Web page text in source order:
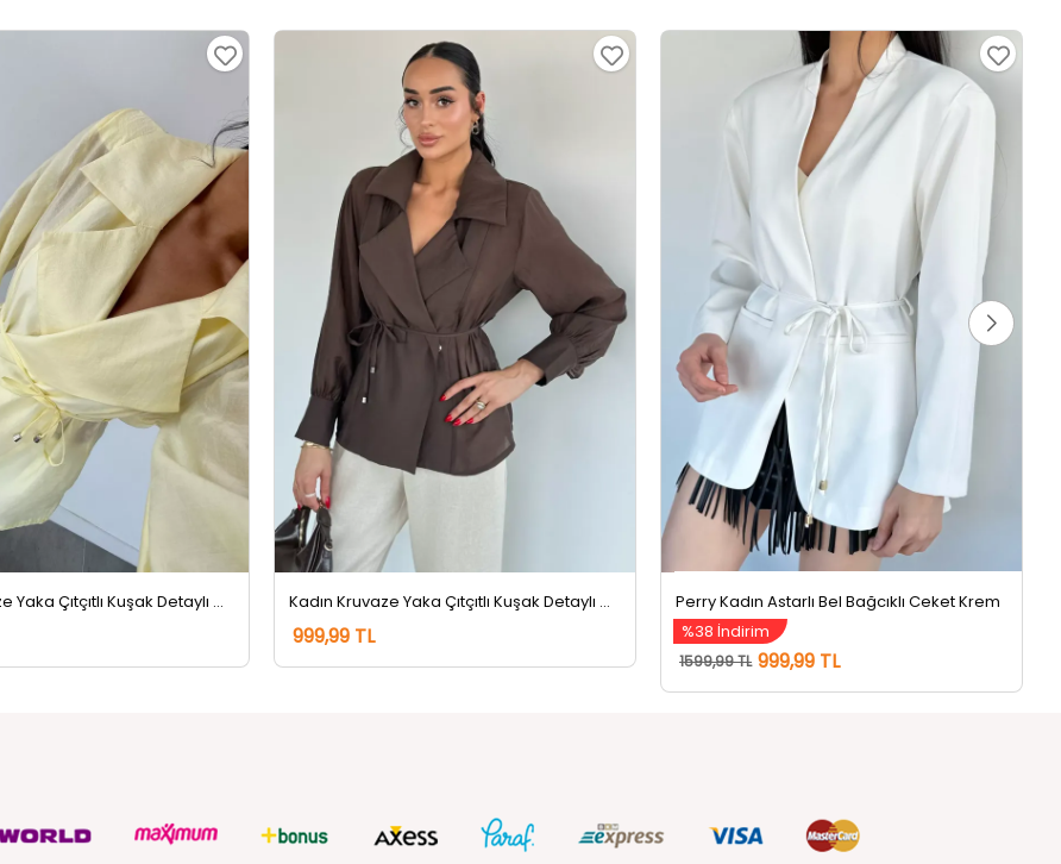
999,99 TL
Perry Kadın Astarlı Bel Bağcıklı Ceket Krem
%38 İndirim
1599,99 TL 999,99 TL